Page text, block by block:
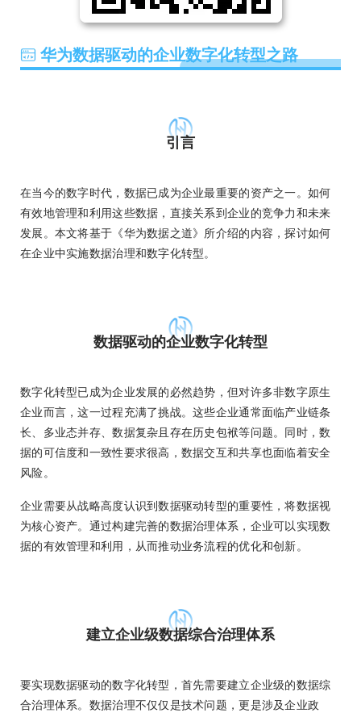
华为数据驱动的企业数字化转型之路
引言
在当今的数字时代，数据已成为企业最重要的资产之一。如何
有效地管理和利用这些数据，直接关系到企业的竞争力和未来
发展。本文将基于《华为数据之道》所介绍的内容，探讨如何
在企业中实施数据治理和数字化转型。
数据驱动的企业数字化转型
数字化转型已成为企业发展的必然趋势，但对许多非数字原生
企业而言，这一过程充满了挑战。这些企业通常面临产业链条
长、多业态并存、数据复杂且存在历史包袱等问题。同时，数
据的可信度和一致性要求很高，数据交互和共享也面临着安全
风险。
企业需要从战略高度认识到数据驱动转型的重要性，将数据视
为核心资产。通过构建完善的数据治理体系，企业可以实现数
据的有效管理和利用，从而推动业务流程的优化和创新。
建立企业级数据综合治理体系
要实现数据驱动的数字化转型，首先需要建立企业级的数据综
合治理体系。数据治理不仅仅是技术问题，更是涉及企业政